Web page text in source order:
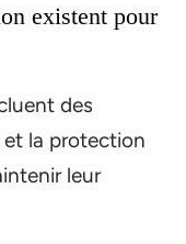
existent pour
des
la protection
leur